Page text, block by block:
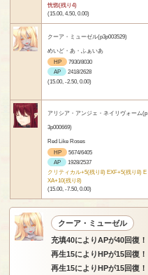
恍惚(残り4)
(15.00, 4.50, 0.00)
クーア・ミューゼル(p3p003529)
めいど・あ・ふぁいあ
HP
7930/8030
AP
2418/2628
(15.00, -2.50, 0.00)
アリシア・アンジェ・ネイリヴォーム(p
3p000669)
Red Like Roses
HP
5674/6405
AP
1928/2537
クリティカル+5(残り8) EXF+5(残り8) E
XA+10(残り8)
(15.00, -7.50, 0.00)
クーア・ミューゼル
充填40によりAPが40回復！
再生15によりHPが15回復！
再生15によりHPが15回復！